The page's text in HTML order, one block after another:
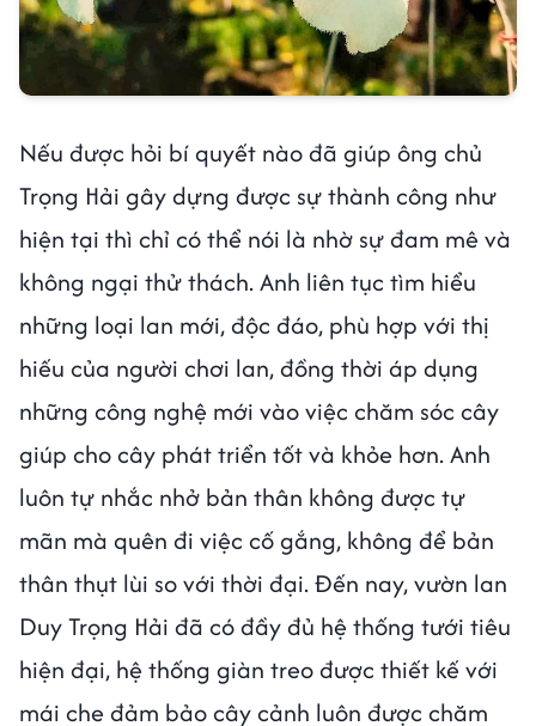
Nếu được hỏi bí quyết nào đã giúp ông chủ
Trọng Hải gây dựng được sự thành công như
hiện tại thì chỉ có thể nói là nhờ sự đam mê và
không ngại thử thách. Anh liên tục tìm hiểu
những loại lan mới, độc đáo, phù hợp với thị
hiếu của người chơi lan, đồng thời áp dụng
những công nghệ mới vào việc chăm sóc cây
giúp cho cây phát triển tốt và khỏe hơn. Anh
luôn tự nhắc nhở bản thân không được tự
mãn mà quên đi việc cố gắng, không để bản
thân thụt lùi so với thời đại. Đến nay, vườn lan
Duy Trọng Hải đã có đầy đủ hệ thống tưới tiêu
hiện đại, hệ thống giàn treo được thiết kế với
mái che đảm bảo cây cảnh luôn được chăm